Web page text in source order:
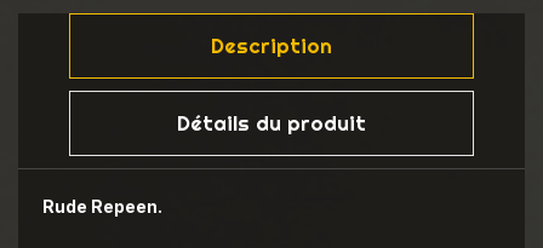
Description
Détails du produit
Rude Repeen.